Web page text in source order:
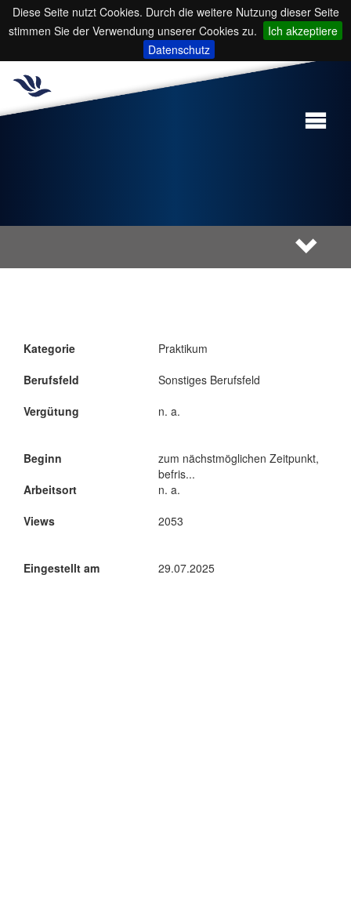
Diese Seite nutzt Cookies. Durch die weitere Nutzung dieser Seite
stimmen Sie der Verwendung unserer Cookies zu.
Ich akzeptiere
Datenschutz
Kategorie
Berufsfeld
Vergütung
Praktikum
Sonstiges Berufsfeld
n. a.
Beginn
Arbeitsort
Views
zum nächstmöglichen Zeitpunkt,
befris...
n. a.
2053
Eingestellt am 29.07.2025